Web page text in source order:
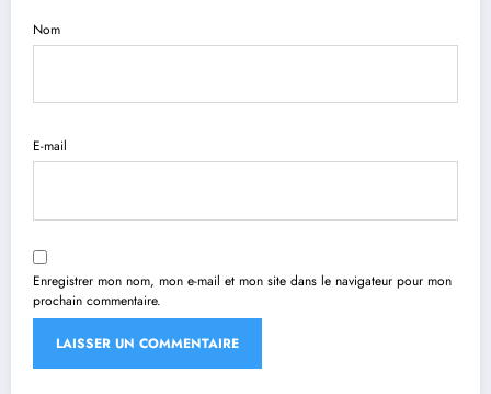
Nom
E-mail
Enregistrer mon nom, mon e-mail et mon site dans le navigateur pour mon
prochain commentaire.